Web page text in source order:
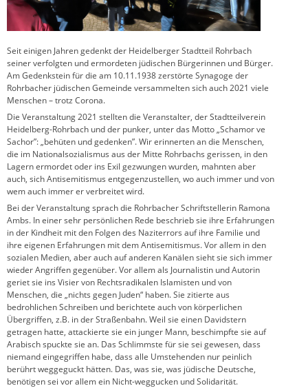
Seit einigen Jahren gedenkt der Heidelberger Stadtteil Rohrbach
seiner verfolgten und ermordeten jüdischen Bürgerinnen und Bürger.
Am Gedenkstein für die am 10.11.1938 zerstörte Synagoge der
Rohrbacher jüdischen Gemeinde versammelten sich auch 2021 viele
Menschen – trotz Corona.
Die Veranstaltung 2021 stellten die Veranstalter, der Stadtteilverein
Heidelberg-Rohrbach und der punker, unter das Motto „Schamor ve
Sachor”: „behüten und gedenken”. Wir erinnerten an die Menschen,
die im Nationalsozialismus aus der Mitte Rohrbachs gerissen, in den
Lagern ermordet oder ins Exil gezwungen wurden, mahnten aber
auch, sich Antisemitismus entgegenzustellen, wo auch immer und von
wem auch immer er verbreitet wird.
Bei der Veranstaltung sprach die Rohrbacher Schriftstellerin Ramona
Ambs. In einer sehr persönlichen Rede beschrieb sie ihre Erfahrungen
in der Kindheit mit den Folgen des Naziterrors auf ihre Familie und
ihre eigenen Erfahrungen mit dem Antisemitismus. Vor allem in den
sozialen Medien, aber auch auf anderen Kanälen sieht sie sich immer
wieder Angriffen gegenüber. Vor allem als Journalistin und Autorin
geriet sie ins Visier von Rechtsradikalen Islamisten und von
Menschen, die „nichts gegen Juden“ haben. Sie zitierte aus
bedrohlichen Schreiben und berichtete auch von körperlichen
Übergriffen, z.B. in der Straßenbahn. Weil sie einen Davidstern
getragen hatte, attackierte sie ein junger Mann, beschimpfte sie auf
Arabisch spuckte sie an. Das Schlimmste für sie sei gewesen, dass
niemand eingegriffen habe, dass alle Umstehenden nur peinlich
berührt weggeguckt hätten. Das, was sie, was jüdische Deutsche,
benötigen sei vor allem ein Nicht-weggucken und Solidarität.